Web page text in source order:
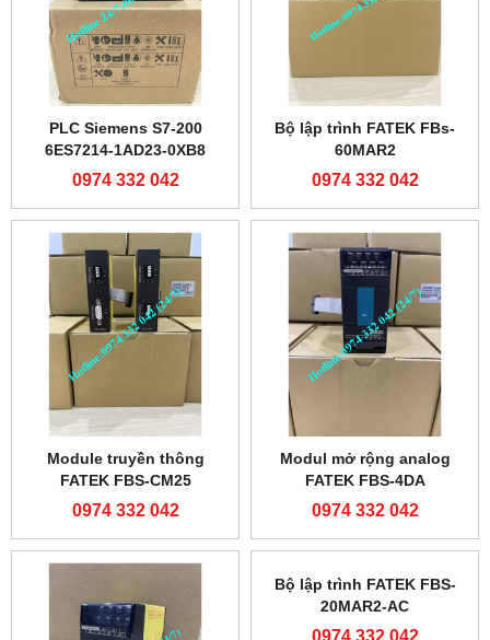
PLC Siemens S7-200
6ES7214-1AD23-0XB8
0974 332 042
Bộ lập trình FATEK FBs-
60MAR2
0974 332 042
Module truyền thông
FATEK FBS-CM25
0974 332 042
Modul mở rộng analog
FATEK FBS-4DA
0974 332 042